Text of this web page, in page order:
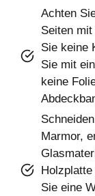
Achten
Seiten
Sie keine
Sie mit
keine
Marmor,
Sie eine